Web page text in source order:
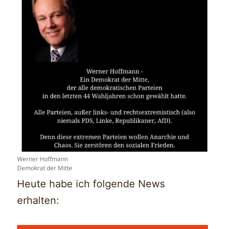
Werner Hoffmann
Demokrat der Mitte
Heute habe ich folgende News
erhalten: